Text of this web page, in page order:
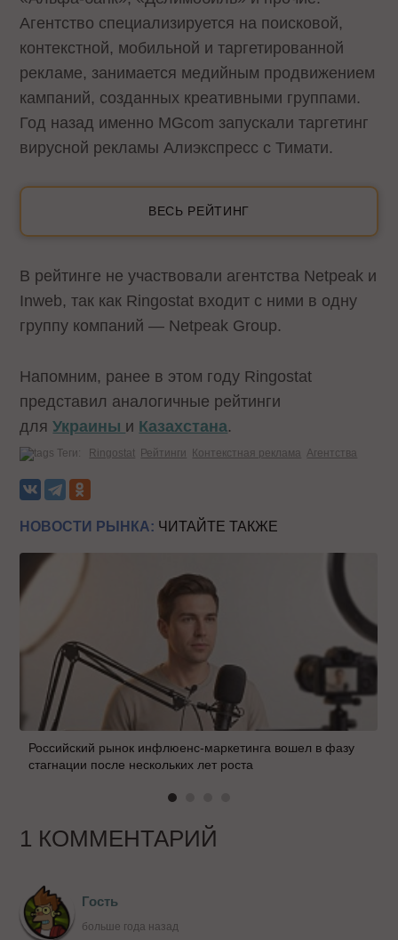
Агентство специализируется на поисковой,
контекстной, мобильной и таргетированной
рекламе, занимается медийным продвижением
кампаний, созданных креативными группами.
Год назад именно MGcom запускали таргетинг
вирусной рекламы Алиэкспресс с Тимати.
ВЕСЬ РЕЙТИНГ
В рейтинге не участвовали агентства Netpeak и
Inweb, так как Ringostat входит с ними в одну
группу компаний — Netpeak Group.
Напомним, ранее в этом году Ringostat
представил аналогичные рейтинги
дляУкраины и Казахстана.
Теги: Ringostat Рейтинги Контекстная реклама Агентства
НОВОСТИ РЫНКА: ЧИТАЙТЕ ТАКЖЕ
Российский рынок инфлюенс-маркетинга вошел в фазу
стагнации после нескольких лет роста
1 КОММЕНТАРИЙ
Гость
больше года назад